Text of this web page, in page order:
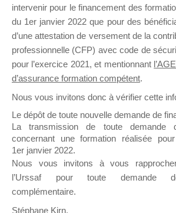
Ce groupe est destiné aux
Formation qui souhaitent répondre
Propositions Mallette du Dirigeant.
Ce groupe propose un forum
sur lequel il est possible de laisser
ou poser une question.
NB : Il est nécessaire d’être
pouvoir rejoindre ce groupe
intervenir pour le financement des
du 1er janvier 2022 que pour des
d’une attestation de versement de la
professionnelle (CFP) avec code de
pour l’exercice 2021, et mentionnant
d’assurance formation compétent.
Nous vous invitons donc à vérifier cette
Le dépôt de toute nouvelle demande de
La transmission de toute demande
concernant une formation réalisée
1er janvier 2022.
Nous vous invitons à vous
l’Urssaf pour toute demande
complémentaire.
Stéphane Kirn,